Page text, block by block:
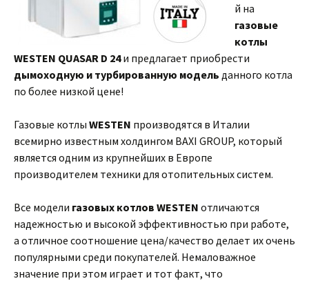
й на
газовые
котлы
WESTEN QUASAR D 24и предлагает приобрести
дымоходную и турбированную модель данного котла
по более низкой цене!
Газовые котлы WESTEN производятся в Италии
всемирно известным холдингом BAXI GROUP, который
является одним из крупнейших в Европе
производителем техники для отопительных систем.
Все модели газовых котлов WESTEN отличаются
надежностью и высокой эффективностью при работе,
а отличное соотношение цена/качество делает их очень
популярными среди покупателей. Немаловажное
значение при этом играет и тот факт, что